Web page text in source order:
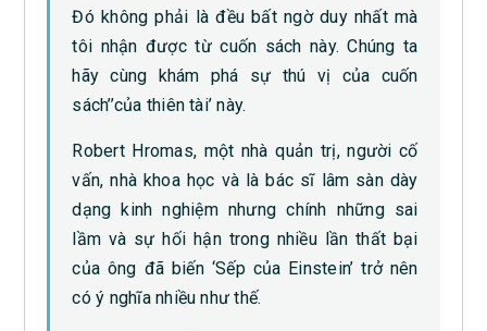
Đó không phải là đều bất ngờ duy nhất mà
tôi nhận được từ cuốn sách này. Chúng ta
hãy cùng khám phá sự thú vị của cuốn
sách’’của thiên tài’ này.
Robert Hromas, một nhà quản trị, người cố
vấn, nhà khoa học và là bác sĩ lâm sàn dày
dạng kinh nghiệm nhưng chính những sai
lầm và sự hối hận trong nhiều lần thất bại
của ông đã biến ‘Sếp của Einstein’ trở nên
có ý nghĩa nhiều như thế.